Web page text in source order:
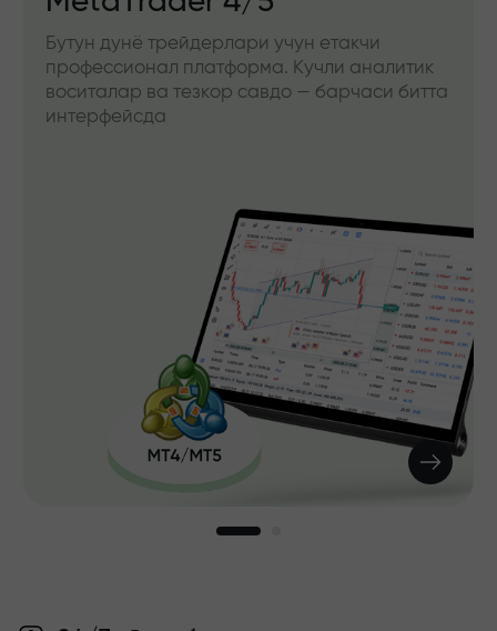
Бутун дунё трейдерлари учун етакчи
профессионал платформа. Кучли аналитик
воситалар ва тезкор савдо — барчаси битта
интерфейсда